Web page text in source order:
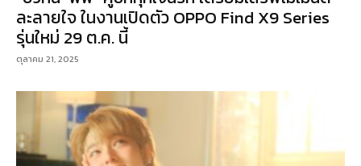
ละลายใจ ในงานเปิดตัว OPPO Find X9 Series
รุ่นใหม่ 29 ต.ค. นี้
ตุลาคม 21, 2025